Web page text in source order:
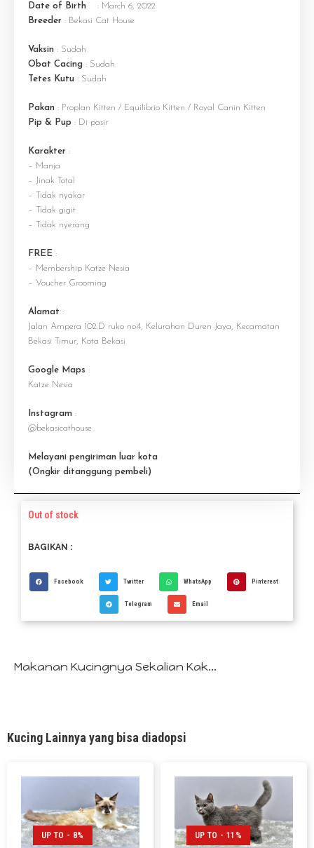
Date of Birth : March 6, 2022
Breeder : Bekasi Cat House
Vaksin : Sudah
Obat Cacing : Sudah
Tetes Kutu : Sudah
Pakan : Proplan Kitten / Equilibrio Kitten / Royal Canin Kitten
Pip & Pup : Di pasir
Karakter :
– Manja
– Jinak Total
– Tidak nyakar
– Tidak gigit
– Tidak nyerang
FREE :
– Membership Katze Nesia
– Voucher Grooming
Alamat :
Jalan Ampera 102.D ruko no.4, Kelurahan Duren Jaya, Kecamatan
Bekasi Timur, Kota Bekasi
Google Maps :
Katze Nesia
Instagram :
@bekasicathouse
Melayani pengiriman luar kota
(Ongkir ditanggung pembeli)
Out of stock
BAGIKAN :
Facebook Twitter WhatsApp Pinterest
Telegram Email
Makanan Kucingnya Sekalian Kak...
Kucing Lainnya yang bisa diadopsi
UP TO - 8% UP TO - 11%